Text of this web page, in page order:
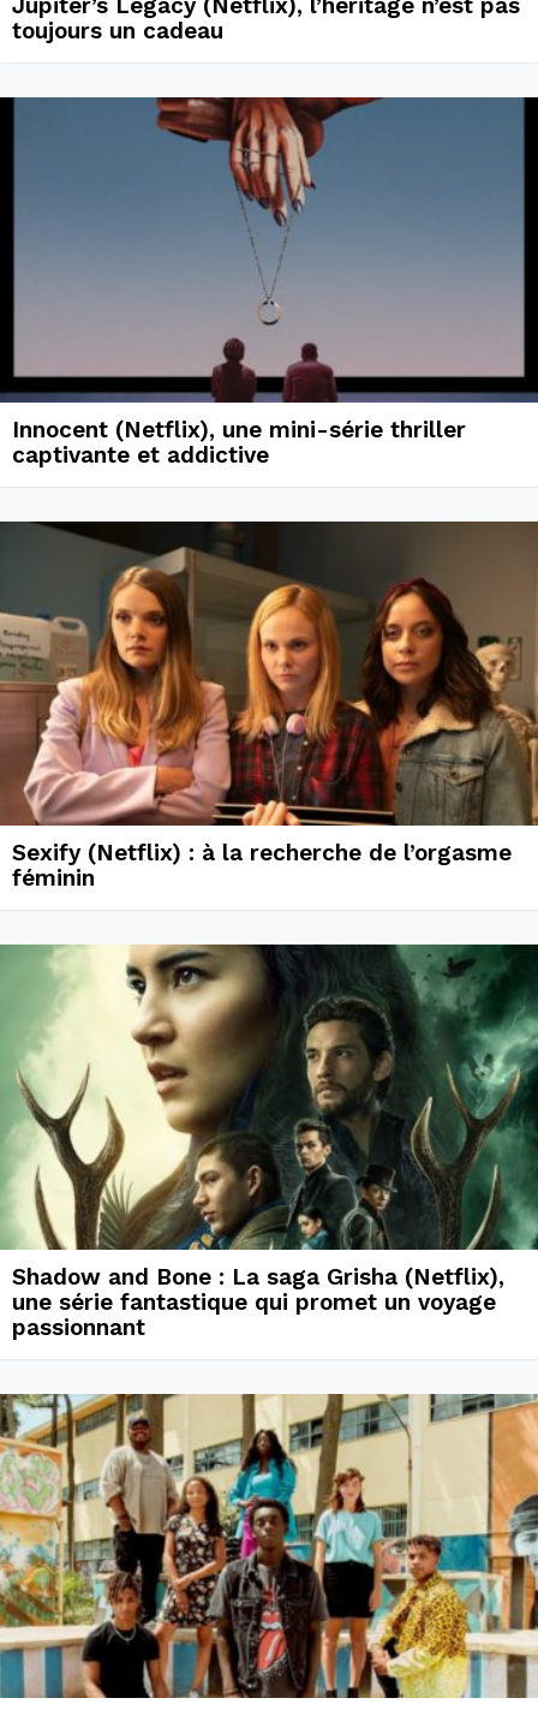
Jupiter’s Legacy (Netflix), l’héritage n’est pas
toujours un cadeau
Innocent (Netflix), une mini-série thriller
captivante et addictive
Sexify (Netflix) : à la recherche de l’orgasme
féminin
Shadow and Bone : La saga Grisha (Netflix),
une série fantastique qui promet un voyage
passionnant